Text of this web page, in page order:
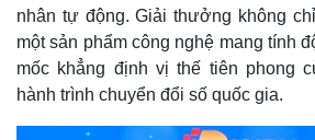
nhân tự động. Giải thưởng không
một sản phẩm công nghệ mang tính
mốc khẳng định vị thế tiên phong
hành trình chuyển đổi số quốc gia.